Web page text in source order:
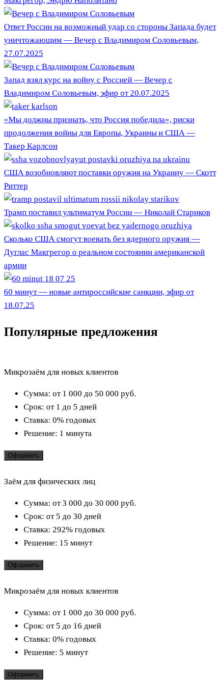
Ответ России на возможный удар со стороны Запада будет
уничтожающим — Вечер с Владимиром Соловьевым,
27.07.2025
Запад взял курс на войну с Россией — Вечер с
Владимиром Соловьевым, эфир от 20.07.2025
«Мы должны признать, что Россия победила», риски
продолжения войны для Европы, Украины и США —
Такер Карлсон
США возобновляют поставки оружия на Украину — Скотт
Риттер
Трамп поставил ультиматум России — Николай Стариков
Сколько США смогут воевать без ядерного оружия —
Дуглас Макгрегор о реальном состоянии американской
армии
60 минут — новые антироссийские санкции, эфир от
18.07.25
Популярные предложения
Микрозаём для новых клиентов
Сумма: от 1 000 до 50 000 руб.
Срок: от 1 до 5 дней
Ставка: 0% годовых
Решение: 1 минута
Оформить
Заём для физических лиц
Сумма: от 3 000 до 30 000 руб.
Срок: от 5 до 30 дней
Ставка: 292% годовых
Решение: 15 минут
Оформить
Микрозаём для новых клиентов
Сумма: от 1 000 до 30 000 руб.
Срок: от 5 до 16 дней
Ставка: 0% годовых
Решение: 5 минут
Оформить